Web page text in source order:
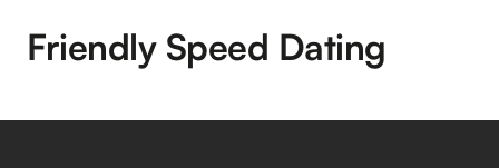
Friendly Speed Dating